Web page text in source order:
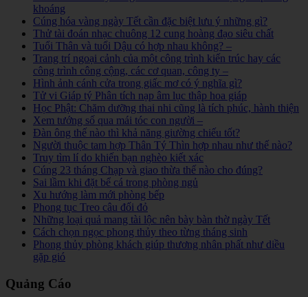
khoáng
Cúng hóa vàng ngày Tết cần đặc biệt lưu ý những gì?
Thử tài đoán nhạc chuông 12 cung hoàng đạo siêu chất
Tuổi Thân và tuổi Dậu có hợp nhau không? –
Trang trí ngoại cảnh của một công trình kiến trúc hay các
công trình công cộng, các cơ quan, công ty –
Hình ảnh cánh cửa trong giấc mơ có ý nghĩa gì?
Tử vi Giáp tý Phân tích nạp âm lục thập hoa giáp
Học Phật: Chăm dưỡng thai nhi cũng là tích phúc, hành thiện
Xem tướng số qua mái tóc con người –
Đàn ông thế nào thì khả năng giường chiếu tốt?
Người thuộc tam hợp Thân Tý Thìn hợp nhau như thế nào?
Truy tìm lí do khiến bạn nghèo kiết xác
Cúng 23 tháng Chạp và giao thừa thế nào cho đúng?
Sai lầm khi đặt bể cá trong phòng ngủ
Xu hướng làm mới phòng bếp
Phong tục Treo câu đối đỏ
Những loại quả mang tài lộc nên bày bàn thờ ngày Tết
Cách chọn ngọc phong thủy theo từng tháng sinh
Phong thủy phòng khách giúp thương nhân phất như diều
gặp gió
Quảng Cáo